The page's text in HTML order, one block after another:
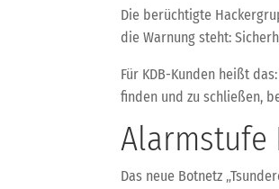
Die berüchtigte
die Warnung steht:
Für KDB-Kunden heißt
finden und zu schließen,
Alarmstufe
Das neue Botnetz